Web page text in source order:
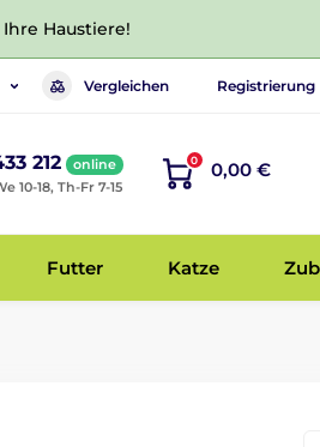
Haustiere!
Vergleichen Registrierung
212
online
10-18, Th-Fr 7-15
0 0,00 €
Futter Katze